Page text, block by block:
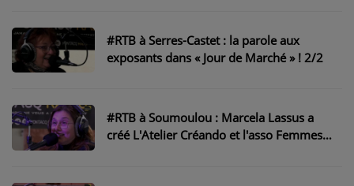
VIDÉOS | JEUX
CONTACT
#RTB à Serres-Castet : la parole aux
exposants dans « Jour de Marché » ! 2/2
#RTB à Soumoulou : Marcela Lassus a
créé L'Atelier Créando et l'asso Femmes